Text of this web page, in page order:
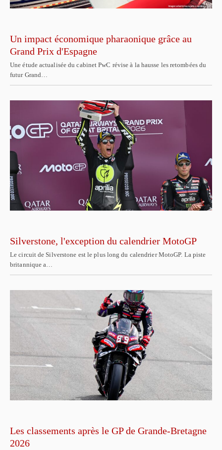
Un impact économique pharaonique grâce au
Grand Prix d'Espagne
Une étude actualisée du cabinet PwC révise à la hausse les retombées du
futur Grand…
Silverstone, l'exception du calendrier MotoGP
Le circuit de Silverstone est le plus long du calendrier MotoGP. La piste
britannique a…
Les classements après le GP de Grande-Bretagne
2026